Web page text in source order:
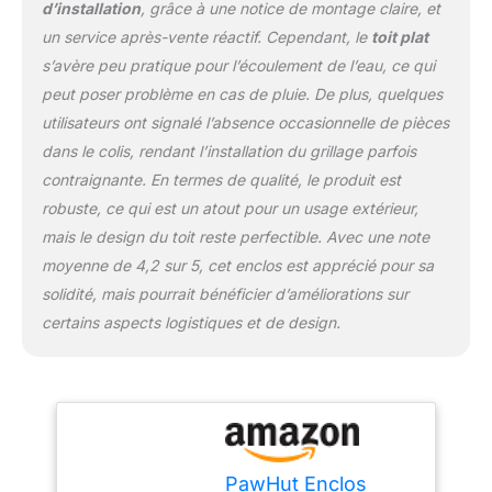
vos animaux une liberté
de mouvement et un
espace optimal pour leur
plus grand confort
ENCLOS ROBUSTE ET
fabriqué de qualité en
acier galvanisé plus épais
(châssis tubulaire Ø 32
mm) avec grillage
resserré hexagonal
(espacement de fil 1,15
mm). Porte verrouillable
avec loquet de ce chenil
illustré fourni ; Vous
pouvez compléter cette
volière en installant un
d’installation, grâce à une notice de montage claire, et
un service après-vente réactif. Cependant, le toit plat
s’avère peu pratique pour l’écoulement de l’eau, ce qui
peut poser problème en cas de pluie. De plus, quelques
utilisateurs ont signalé l’absence occasionnelle de pièces
dans le colis, rendant l’installation du grillage parfois
contraignante. En termes de qualité, le produit est
robuste, ce qui est un atout pour un usage extérieur,
mais le design du toit reste perfectible. Avec une note
moyenne de 4,2 sur 5, cet enclos est apprécié pour sa
solidité, mais pourrait bénéficier d’améliorations sur
certains aspects logistiques et de design.
PawHut Enclos